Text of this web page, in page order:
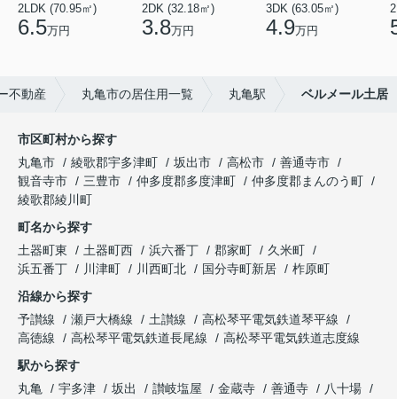
2LDK (70.95㎡)
6.5万円
2DK (32.18㎡)
3.8万円
3DK (63.05㎡)
4.9万円
不動産 丸亀市の居住用一覧 丸亀駅 ベルメール土居
市区町村から探す
丸亀市
綾歌郡宇多津町 坂出市 高松市
善通寺市
観音寺市
三豊市 仲多度郡多度津町
仲多度郡まんのう町
綾歌郡綾川町
町名から探す
土器町東
土器町西 浜六番丁 郡家町
久米町
浜五番丁
川津町 川西町北 国分寺町新居
柞原町
沿線から探す
予讃線
瀬戸大橋線 土讃線
高松琴平電気鉄道琴平線
高徳線
高松琴平電気鉄道長尾線
高松琴平電気鉄道志度線
駅から探す
丸亀
宇多津 坂出 讃岐塩屋 金蔵寺 善通寺
八十場